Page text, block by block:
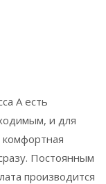
А есть
и для
комфортная
Постоянным
производится